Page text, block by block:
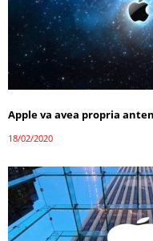
Apple va avea propria
18/02/2020